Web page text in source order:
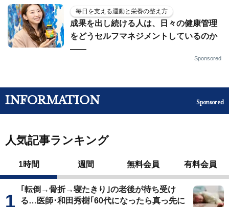
毎日を支える運動と栄養の整え方
成果を出し続ける人は、日々の健康管理
をどうセルフマネジメントしているのか
——
Sponsored
INFORMATION Sponsored
人気記事ランキング
1時間 週間 無料会員 有料会員
｢転倒→骨折→寝たきり｣の老後が待ち受け
る…医師･和田秀樹｢60代になったら真っ先に